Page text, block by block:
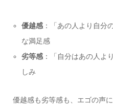
優越感 ：「あの人より自分
な満足感
劣等感 ：「自分はあの人よ
しみ
優越感も劣等感も、エゴの声